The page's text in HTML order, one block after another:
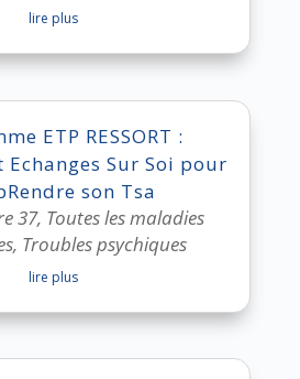
lire plus
ETP RESSORT :
Echanges Sur Soi pour
son Tsa
37, Toutes les maladies
, Troubles psychiques
lire plus